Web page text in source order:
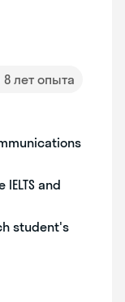
8 лет опыта
and
student's